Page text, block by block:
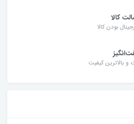
کالا
بودن کالا
و بالاترین کیفیت